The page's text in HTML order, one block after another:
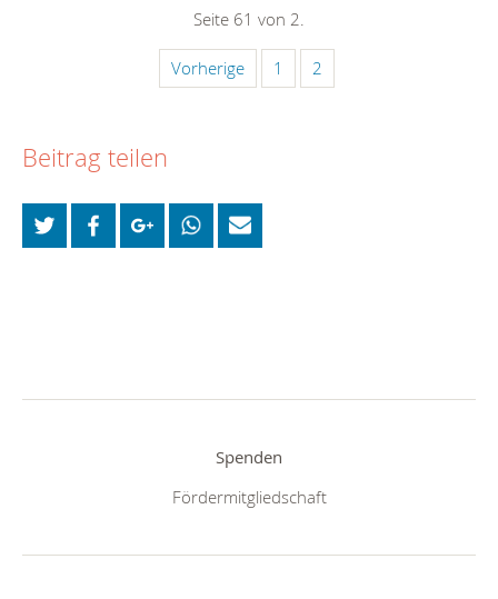
Seite 61 von 2.
Vorherige 1 2
Beitrag teilen
Spenden
Fördermitgliedschaft